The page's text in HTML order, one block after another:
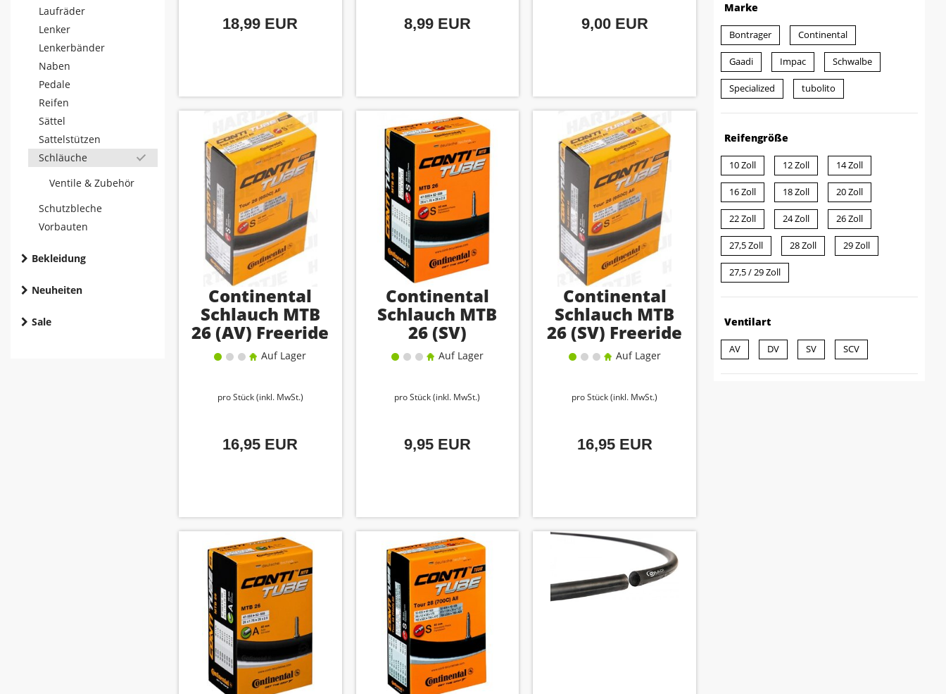
Laufräder
Lenker
Lenkerbänder
Naben
Pedale
Reifen
Sättel
Sattelstützen
Schläuche
Ventile & Zubehör
Schutzbleche
Vorbauten
Bekleidung
Neuheiten
Sale
18,99 EUR 8,99 EUR 9,00 EUR
Continental
Schlauch MTB
26 (AV) Freeride
Auf Lager
pro Stück (inkl. MwSt.)
16,95 EUR
Continental
Schlauch MTB
26 (SV)
Auf Lager
pro Stück (inkl. MwSt.)
9,95 EUR
Continental
Schlauch MTB
26 (SV) Freeride
Auf Lager
pro Stück (inkl. MwSt.)
16,95 EUR
Marke
Bontrager Continental
Gaadi Impac Schwalbe
Specialized tubolito
Reifengröße
10 Zoll 12 Zoll 14 Zoll
16 Zoll 18 Zoll 20 Zoll
22 Zoll 24 Zoll 26 Zoll
27,5 Zoll 28 Zoll 29 Zoll
27,5 / 29 Zoll
Ventilart
AV DV SV SCV